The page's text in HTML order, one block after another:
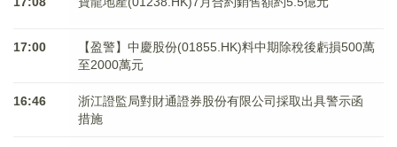
17:00
【盈警】中慶股份(01855.HK)料中期除稅後虧損500萬
至2000萬元
16:46
浙江證監局對財通證券股份有限公司採取出具警示函
措施